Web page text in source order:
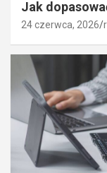
Jak
24 czerwca, 2026